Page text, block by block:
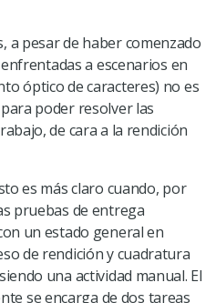
a pesar de haber comenzado
a escenarios en
óptico de caracteres) no es
poder resolver las
de cara a la rendición
es más claro cuando, por
pruebas de entrega
un estado general en
de rendición y cuadratura
una actividad manual. El
se encarga de dos tareas